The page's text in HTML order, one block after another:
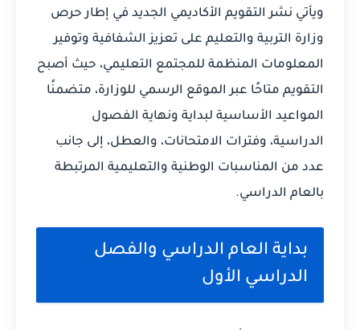
ويأتي نشر التقويم الأكاديمي الجديد في إطار حرص
وزارة التربية والتعليم على تعزيز الشفافية وتوفير
المعلومات المنظمة للمجتمع التعليمي، حيث أصبح
التقويم متاحًا عبر الموقع الرسمي للوزارة، متضمنًا
المواعيد الأساسية لبداية ونهاية الفصول
الدراسية، وفترات الامتحانات، والعطل، إلى جانب
عدد من المناسبات الوطنية والتعليمية المرتبطة
بالعام الدراسي.
بداية العام الدراسي والفصل
الدراسي الأول